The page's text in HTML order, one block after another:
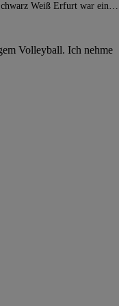
Weiß Erfurt war ein…
Volleyball. Ich nehme